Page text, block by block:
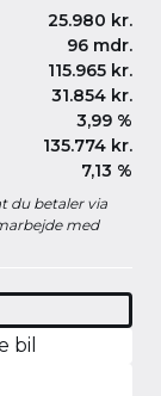
25.980 kr.
96 mdr.
115.965 kr.
31.854 kr.
3,99 %
135.774 kr.
7,13 %
du betaler via
med
bil